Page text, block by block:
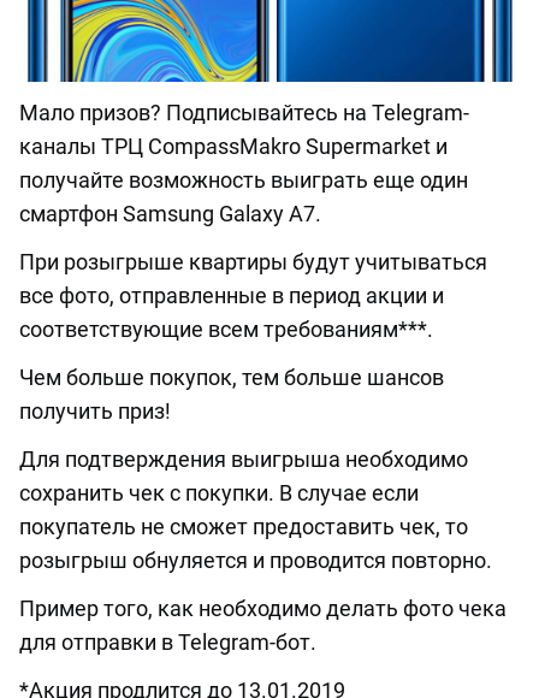
Мало призов? Подписывайтесь на Telegram-
каналы ТРЦ CompassMakro Supermarket и
получайте возможность выиграть еще один
смартфон Samsung Galaxy A7.
При розыгрыше квартиры будут учитываться
все фото, отправленные в период акции и
соответствующие всем требованиям***.
Чем больше покупок, тем больше шансов
получить приз!
Для подтверждения выигрыша необходимо
сохранить чек с покупки. В случае если
покупатель не сможет предоставить чек, то
розыгрыш обнуляется и проводится повторно.
Пример того, как необходимо делать фото чека
для отправки в Telegram-бот.
*Акция продлится до 13.01.2019